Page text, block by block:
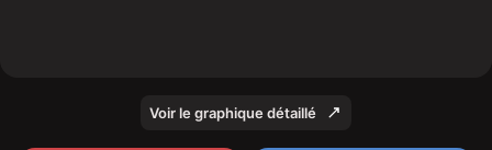
Voir le graphique détaillé